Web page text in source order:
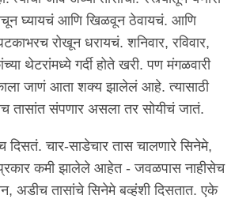
घ्यायचं आणि खिळवून ठेवायचं. आणि
रोखून धरायचं. शनिवार, रविवार,
थेटरांमध्ये गर्दी होते खरी. पण मंगळवारी
जाणं आता शक्य झालेलं आहे. त्यासाठी
तासांत संपणार असला तर सोयीचं जातं.
दिसतं. चार-साडेचार तास चालणारे सिनेमे,
प्रकार कमी झालेले आहेत - जवळपास नाहीसेच
अडीच तासांचे सिनेमे बव्हंशी दिसतात. एके